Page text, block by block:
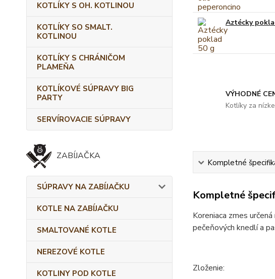
KOTLÍKY S OH. KOTLINOU
KOTLÍKY SO SMALT.
KOTLINOU
KOTLÍKY S CHRÁNIČOM
PLAMEŇA
KOTLÍKOVÉ SÚPRAVY BIG
PARTY
SERVÍROVACIE SÚPRAVY
ZABÍJAČKA
SÚPRAVY NA ZABÍJAČKU
KOTLE NA ZABÍJAČKU
SMALTOVANÉ KOTLE
NEREZOVÉ KOTLE
KOTLINY POD KOTLE
Aztécky
VÝHODNÉ
Kotlíky za
Kompletné
Kompletné
Koreniaca zmes
pečeňových knedlí a
Zloženie: